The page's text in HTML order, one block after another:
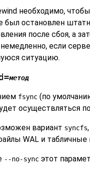
необходимо,
был остановлен
после сбоя, а
если
ситуацию.
метод
fsync (по
осуществляться
вариант syncfs
WAL и табличные
--no-sync этот